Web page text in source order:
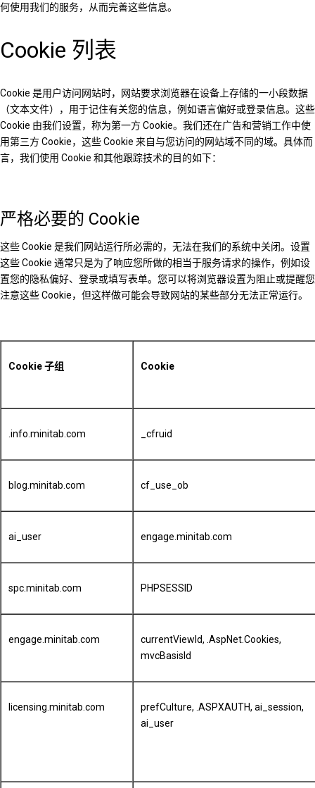
何使用我们的服务，从而完善这些信息。
Cookie 列表
Cookie 是用户访问网站时，网站要求浏览器在设备上存储的一小段数据
（文本文件），用于记住有关您的信息，例如语言偏好或登录信息。这些
Cookie 由我们设置，称为第一方 Cookie。我们还在广告和营销工作中使
用第三方 Cookie，这些 Cookie 来自与您访问的网站域不同的域。具体而
言，我们使用 Cookie 和其他跟踪技术的目的如下：
严格必要的 Cookie
这些 Cookie 是我们网站运行所必需的，无法在我们的系统中关闭。设置
这些 Cookie 通常只是为了响应您所做的相当于服务请求的操作，例如设
置您的隐私偏好、登录或填写表单。您可以将浏览器设置为阻止或提醒您
注意这些 Cookie，但这样做可能会导致网站的某些部分无法正常运行。
Cookie 子组 Cookie
.info.minitab.com _cfruid
blog.minitab.com cf_use_ob
ai_user engage.minitab.com
spc.minitab.com PHPSESSID
engage.minitab.com
currentViewId, .AspNet.Cookies,
mvcBasisId
licensing.minitab.com
prefCulture, .ASPXAUTH, ai_session,
ai_user